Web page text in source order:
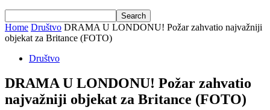
Home Društvo DRAMA U LONDONU! Požar zahvatio najvažniji
objekat za Britance (FOTO)
Društvo
DRAMA U LONDONU! Požar zahvatio
najvažniji objekat za Britance (FOTO)